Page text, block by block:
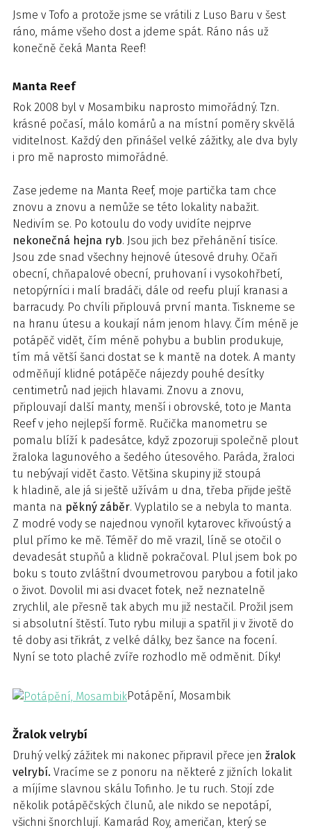
Jsme v Tofo a protože jsme se vrátili z Luso Baru v šest
ráno, máme všeho dost a jdeme spát. Ráno nás už
konečně čeká Manta Reef!
Manta Reef
Rok 2008 byl v Mosambiku naprosto mimořádný. Tzn.
krásné počasí, málo komárů a na místní poměry skvělá
viditelnost. Každý den přinášel velké zážitky, ale dva byly
i pro mě naprosto mimořádné.
Zase jedeme na Manta Reef, moje partička tam chce
znovu a znovu a nemůže se této lokality nabažit.
Nedivím se. Po kotoulu do vody uvidíte nejprve
nekonečná hejna ryb. Jsou jich bez přehánění tisíce.
Jsou zde snad všechny hejnové útesové druhy. Očaři
obecní, chňapalové obecní, pruhovaní i vysokohřbetí,
netopýrníci i malí bradáči, dále od reefu plují kranasi a
barracudy. Po chvíli připlouvá první manta. Tiskneme se
na hranu útesu a koukají nám jenom hlavy. Čím méně je
potápěč vidět, čím méně pohybu a bublin produkuje,
tím má větší šanci dostat se k mantě na dotek. A manty
odměňují klidné potápěče nájezdy pouhé desítky
centimetrů nad jejich hlavami. Znovu a znovu,
připlouvají další manty, menší i obrovské, toto je Manta
Reef v jeho nejlepší formě. Ručička manometru se
pomalu blíží k padesátce, když zpozoruji společně plout
žraloka lagunového a šedého útesového. Paráda, žraloci
tu nebývají vidět často. Většina skupiny již stoupá
k hladině, ale já si ještě užívám u dna, třeba přijde ještě
manta na pěkný záběr. Vyplatilo se a nebyla to manta.
Z modré vody se najednou vynořil kytarovec křivoústý a
plul přímo ke mě. Téměř do mě vrazil, líně se otočil o
devadesát stupňů a klidně pokračoval. Plul jsem bok po
boku s touto zvláštní dvoumetrovou parybou a fotil jako
o život. Dovolil mi asi dvacet fotek, než neznatelně
zrychlil, ale přesně tak abych mu již nestačil. Prožil jsem
si absolutní štěstí. Tuto rybu miluji a spatřil ji v životě do
té doby asi třikrát, z velké dálky, bez šance na focení.
Nyní se toto plaché zvíře rozhodlo mě odměnit. Díky!
Potápění, Mosambik
Žralok velrybí
Druhý velký zážitek mi nakonec připravil přece jen žralok
velrybí. Vracíme se z ponoru na některé z jižních lokalit
a míjíme slavnou skálu Tofinho. Je tu ruch. Stojí zde
několik potápěčských člunů, ale nikdo se nepotápí,
všichni šnorchlují. Kamarád Roy, američan, který se